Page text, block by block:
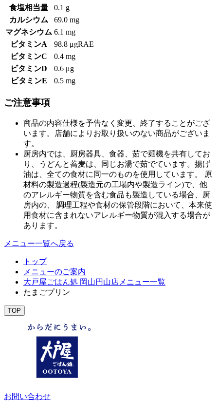
食塩相当量
0.1 g
カルシウム
69.0 mg
マグネシウム 6.1 mg
ビタミンA
98.8 μgRAE
ビタミンC
0.4 mg
ビタミンD
0.6 μg
ビタミンE
0.5 mg
ご注意事項
商品の内容仕様を予告なく変更、終了することがござ
います。店舗によりお取り扱いのない商品がございま
す。
厨房内では、厨房器具、食器、茹で麺機を共有してお
り、うどんと蕎麦は、同じお湯で茹でています。揚げ
油は、全ての食材に同一のものを使用しています。 原
材料の製造過程(製造元の工場内や製造ライン)で、他
のアレルギー物質を含む食品も製造している場合、厨
房内の、 調理工程や食材の保管段階において、本来使
用食材に含まれないアレルギー物質が混入する場合が
あります。
メニュー一覧へ戻る
トップ
メニューのご案内
大戸屋ごはん処 岡山円山店メニュー一覧
たまごプリン
TOP
お問い合わせ